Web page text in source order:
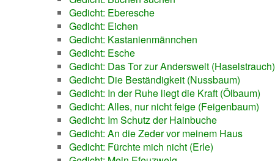
Gedicht: Eberesche
Gedicht: Eichen
Gedicht: Kastanienmännchen
Gedicht: Esche
Gedicht: Das Tor zur Anderswelt (Haselstrauch)
Gedicht: Die Beständigkeit (Nussbaum)
Gedicht: In der Ruhe liegt die Kraft (Ölbaum)
Gedicht: Alles, nur nicht feige (Feigenbaum)
Gedicht: Im Schutz der Hainbuche
Gedicht: An die Zeder vor meinem Haus
Gedicht: Fürchte mich nicht (Erle)